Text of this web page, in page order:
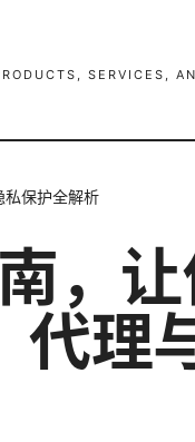
SERVICES,
保护全解析
，
代理